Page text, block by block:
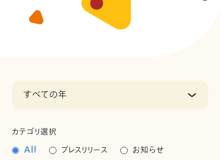
すべての年
カテゴリ選択
All プレスリリース お知らせ